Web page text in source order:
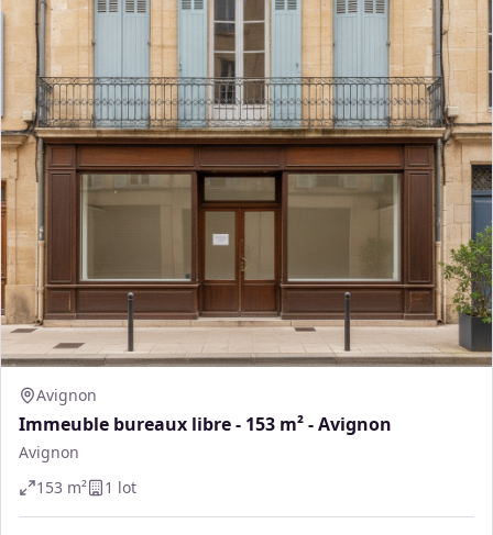
Avignon
Immeuble bureaux libre - 153 m² - Avignon
Avignon
153 m² 1 lot